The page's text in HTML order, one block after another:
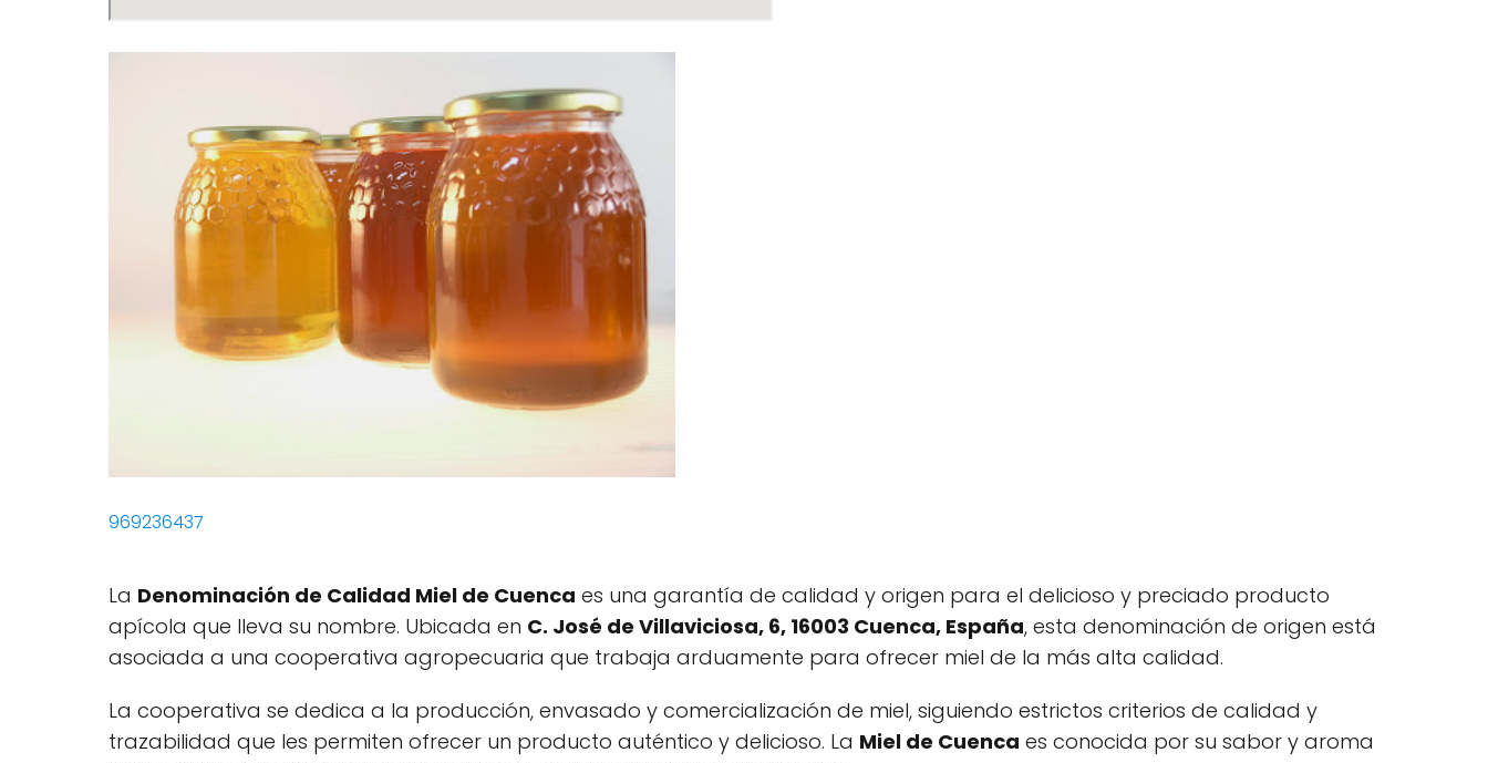
969236437
La Denominación de Calidad Miel de Cuenca es una garantía de calidad y origen para el delicioso y preciado producto
apícola que lleva su nombre. Ubicada en C. José de Villaviciosa, 6, 16003 Cuenca, España, esta denominación de origen está
asociada a una cooperativa agropecuaria que trabaja arduamente para ofrecer miel de la más alta calidad.
La cooperativa se dedica a la producción, envasado y comercialización de miel, siguiendo estrictos criterios de calidad y
trazabilidad que les permiten ofrecer un producto auténtico y delicioso. La Miel de Cuenca es conocida por su sabor y aroma